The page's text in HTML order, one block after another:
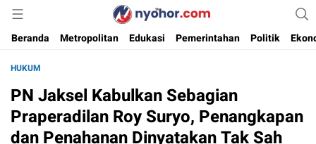
Nyohor.com
Media Informasi Ternyohor
Beranda
Metropolitan Edukasi Pemerintahan Politik
HUKUM
PN Jaksel Kabulkan Sebagian
Praperadilan Roy Suryo, Penangkapan
dan Penahanan Dinyatakan Tak Sah